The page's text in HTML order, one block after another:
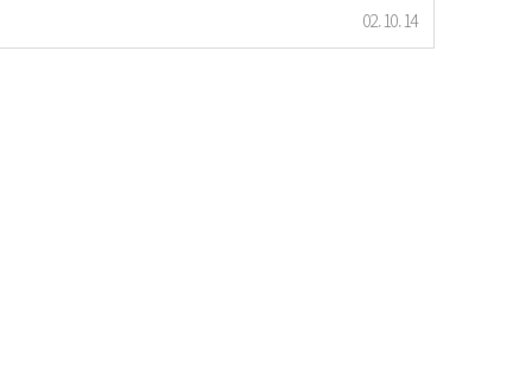
02.10.14